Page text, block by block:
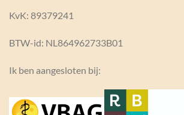
KvK: 89379241
BTW-id: NL864962733B01
Ik ben aangesloten bij: